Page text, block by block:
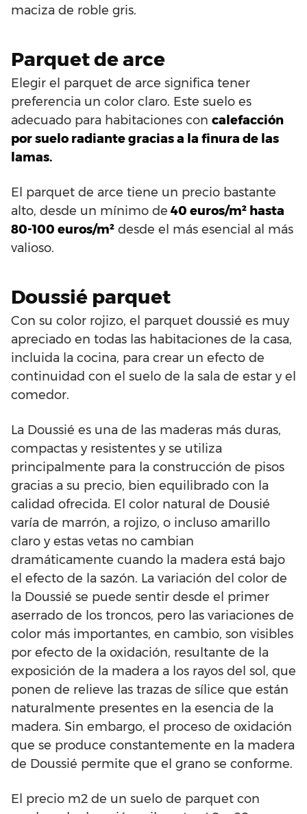
maciza de roble gris.
Parquet de arce
Elegir el parquet de arce significa tener
preferencia un color claro. Este suelo es
adecuado para habitaciones con calefacción
por suelo radiante gracias a la finura de las
lamas.
El parquet de arce tiene un precio bastante
alto, desde un mínimo de 40 euros/m² hasta
80-100 euros/m² desde el más esencial al más
valioso.
Doussié parquet
Con su color rojizo, el parquet doussié es muy
apreciado en todas las habitaciones de la casa,
incluida la cocina, para crear un efecto de
continuidad con el suelo de la sala de estar y el
comedor.
La Doussié es una de las maderas más duras,
compactas y resistentes y se utiliza
principalmente para la construcción de pisos
gracias a su precio, bien equilibrado con la
calidad ofrecida. El color natural de Dousié
varía de marrón, a rojizo, o incluso amarillo
claro y estas vetas no cambian
dramáticamente cuando la madera está bajo
el efecto de la sazón. La variación del color de
la Doussié se puede sentir desde el primer
aserrado de los troncos, pero las variaciones de
color más importantes, en cambio, son visibles
por efecto de la oxidación, resultante de la
exposición de la madera a los rayos del sol, que
ponen de relieve las trazas de sílice que están
naturalmente presentes en la esencia de la
madera. Sin embargo, el proceso de oxidación
que se produce constantemente en la madera
de Doussié permite que el grano se conforme.
El precio m2 de un suelo de parquet con